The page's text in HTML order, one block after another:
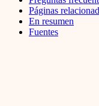
Páginas
En resumen
Fuentes